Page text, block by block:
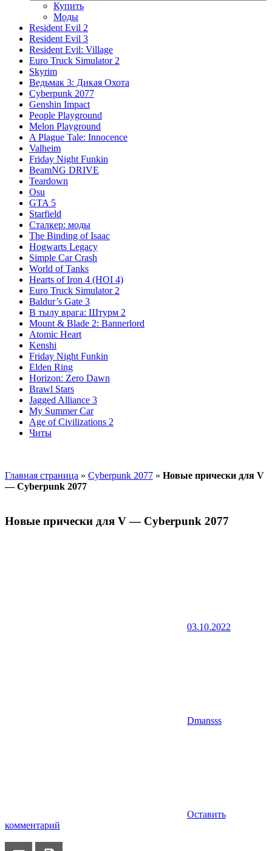
Купить
Моды
Resident Evil 2
Resident Evil 3
Resident Evil: Village
Euro Truck Simulator 2
Skyrim
Ведьмак 3: Дикая Охота
Cyberpunk 2077
Genshin Impact
People Playground
Melon Playground
A Plague Tale: Innocence
Valheim
Friday Night Funkin
BeamNG DRIVE
Teardown
Osu
GTA 5
Starfield
Сталкер: моды
The Binding of Isaac
Hogwarts Legacy
Simple Car Crash
World of Tanks
Hearts of Iron 4 (HOI 4)
Euro Truck Simulator 2
Baldur’s Gate 3
В тылу врага: Штурм 2
Mount & Blade 2: Bannerlord
Atomic Heart
Kenshi
Friday Night Funkin
Elden Ring
Horizon: Zero Dawn
Brawl Stars
Jagged Alliance 3
My Summer Car
Age of Civilizations 2
Читы
Главная страница » Cyberpunk 2077 » Новые прически для V
— Cyberpunk 2077
Новые прически для V — Cyberpunk 2077
03.10.2022
Dmansss
Оставить
комментарий